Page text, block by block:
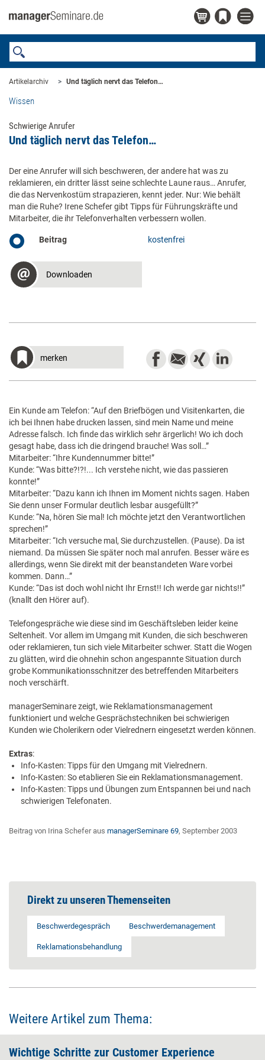
Artikelarchiv Und täglich nervt das Telefon…
Wissen
Schwierige Anrufer
Und täglich nervt das Telefon…
Der eine Anrufer will sich beschweren, der andere hat was zu
reklamieren, ein dritter lässt seine schlechte Laune raus… Anrufer,
die das Nervenkostüm strapazieren, kennt jeder. Nur: Wie behält
man die Ruhe? Irene Schefer gibt Tipps für Führungskräfte und
Mitarbeiter, die ihr Telefonverhalten verbessern wollen.
Beitrag kostenfrei
Downloaden
merken
Ein Kunde am Telefon: “Auf den Briefbögen und Visitenkarten, die
ich bei Ihnen habe drucken lassen, sind mein Name und meine
Adresse falsch. Ich finde das wirklich sehr ärgerlich! Wo ich doch
gesagt habe, dass ich die dringend brauche! Was soll…”
Mitarbeiter: “Ihre Kundennummer bitte!”
Kunde: “Was bitte?!?!... Ich verstehe nicht, wie das passieren
konnte!”
Mitarbeiter: “Dazu kann ich Ihnen im Moment nichts sagen. Haben
Sie denn unser Formular deutlich lesbar ausgefüllt?”
Kunde: “Na, hören Sie mal! Ich möchte jetzt den Verantwortlichen
sprechen!”
Mitarbeiter: “Ich versuche mal, Sie durchzustellen. (Pause). Da ist
niemand. Da müssen Sie später noch mal anrufen. Besser wäre es
allerdings, wenn Sie direkt mit der beanstandeten Ware vorbei
kommen. Dann…”
Kunde: “Das ist doch wohl nicht Ihr Ernst!! Ich werde gar nichts!!”
(knallt den Hörer auf).
Telefongespräche wie diese sind im Geschäftsleben leider keine
Seltenheit. Vor allem im Umgang mit Kunden, die sich beschweren
oder reklamieren, tun sich viele Mitarbeiter schwer. Statt die Wogen
zu glätten, wird die ohnehin schon angespannte Situation durch
grobe Kommunikationsschnitzer des betreffenden Mitarbeiters
noch verschärft.
managerSeminare zeigt, wie Reklamationsmanagement
funktioniert und welche Gesprächstechniken bei schwierigen
Kunden wie Cholerikern oder Vielrednern eingesetzt werden können.
Extras:
Info-Kasten: Tipps für den Umgang mit Vielrednern.
Info-Kasten: So etablieren Sie ein Reklamationsmanagement.
Info-Kasten: Tipps und Übungen zum Entspannen bei und nach
schwierigen Telefonaten.
Beitrag von Irina Schefer aus managerSeminare 69, September 2003
Direkt zu unseren Themenseiten
Beschwerdegespräch Beschwerdemanagement
Reklamationsbehandlung
Weitere Artikel zum Thema:
Wichtige Schritte zur Customer Experience